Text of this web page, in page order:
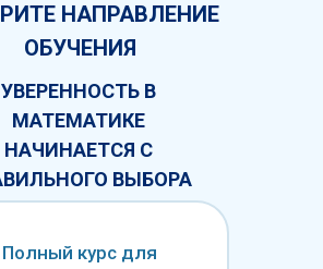
НАПРАВЛЕНИЕ
ОБУЧЕНИЯ
УВЕРЕННОСТЬ В
МАТЕМАТИКЕ
НАЧИНАЕТСЯ С
ВЫБОРА
Полный курс для